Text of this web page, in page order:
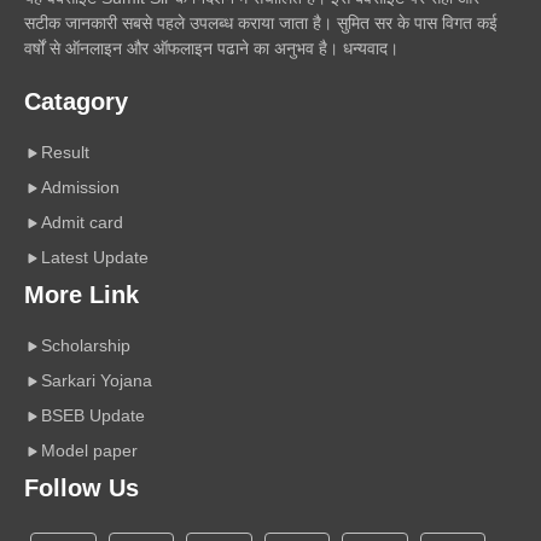
सटीक जानकारी सबसे पहले उपलब्ध कराया जाता है। सुमित सर के पास विगत कई
वर्षों से ऑनलाइन और ऑफलाइन पढाने का अनुभव है। धन्यवाद।
Catagory
Result
Admission
Admit card
Latest Update
More Link
Scholarship
Sarkari Yojana
BSEB Update
Model paper
Follow Us